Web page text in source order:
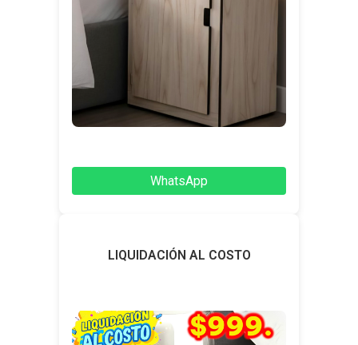
WhatsApp
LIQUIDACIÓN AL COSTO